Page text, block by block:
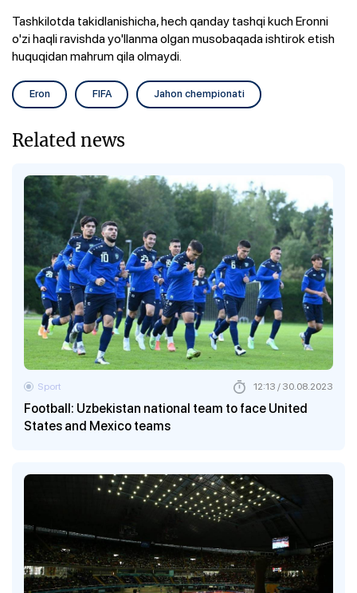
Tashkilotda takidlanishicha, hech qanday tashqi kuch Eronni
o'zi haqli ravishda yo'llanma olgan musobaqada ishtirok etish
huquqidan mahrum qila olmaydi.
Eron FIFA Jahon chempionati
Related news
Football: Uzbekistan national team to face United
States and Mexico teams
Sport 12:13 / 30.08.2023